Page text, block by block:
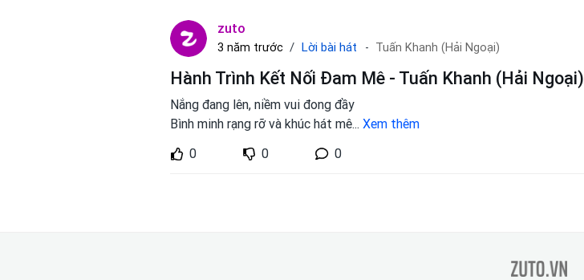
zuto
3 năm trước Lời bài hát Tuấn Khanh (Hải Ngoại)
Hành Trình Kết Nối Đam Mê - Tuấn Khanh (Hải Ngoại)
Nắng đang lên, niềm vui đong đầy
Bình minh rạng rỡ và khúc hát mê... Xem thêm
0
0 0
zuto.vn